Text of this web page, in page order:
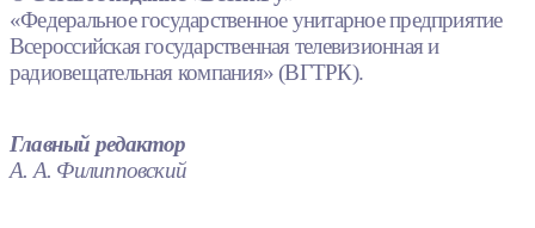
«Федеральное государственное унитарное предприятие
Всероссийская государственная телевизионная и
радиовещательная компания» (ВГТРК).
Главный редактор
А. А. Филипповский